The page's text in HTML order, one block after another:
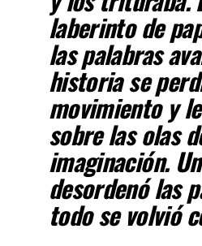
laberinto de
las palabras
historia se
movimiento y
sobre las olas
imaginación.
desordenó las
todo se volvió